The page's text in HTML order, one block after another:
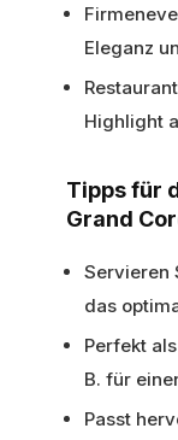
Eleganz
Highlight
Tipps für
Grand
Servieren
das
Perfekt
B. für
Passt